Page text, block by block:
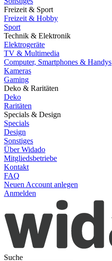
Freizeit & Sport
Freizeit & Hobby
Sport
Technik & Elektronik
Elektrogeräte
TV & Multimedia
Computer, Smartphones & Handys
Kameras
Gaming
Deko & Raritäten
Deko
Raritäten
Specials & Design
Specials
Design
Sonstiges
Über Widado
Mitgliedsbetriebe
Kontakt
FAQ
Neuen Account anlegen
Anmelden
Suche